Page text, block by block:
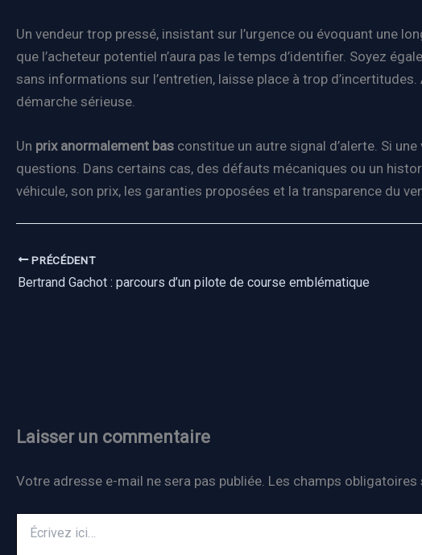
Un vendeur trop pressé, insistant sur l’urgence ou évoquant une
que l’acheteur potentiel n’aura pas le temps d’identifier. Soyez
sans informations sur l’entretien, laisse place à trop
démarche sérieuse.
Un prix anormalement bas constitue un autre signal d’alerte. Si
questions. Dans certains cas, des défauts mécaniques ou un
véhicule, son prix, les garanties proposées et la transparence du
PRÉCÉDENT
Bertrand Gachot : parcours d’un pilote de course emblématique
Laisser un commentaire
Votre adresse e-mail ne sera pas publiée. Les champs
ici…